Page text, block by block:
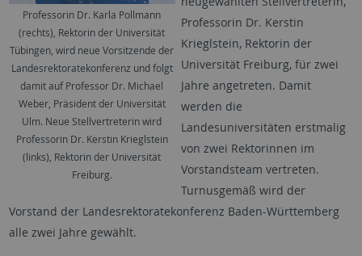
Professorin Dr. Karla Pollmann
(rechts), Rektorin der Universität
Tübingen, wird neue Vorsitzende der
Landesrektoratekonferenz und folgt
damit auf Professor Dr. Michael
Weber, Präsident der Universität
Ulm. Neue Stellvertreterin wird
Professorin Dr. Kerstin Krieglstein
(links), Rektorin der Universität
Freiburg.
Professorin Dr. Kerstin
Krieglstein, Rektorin der
Universität Freiburg, für zwei
Jahre angetreten. Damit
werden die
Landesuniversitäten erstmalig
von zwei Rektorinnen im
Vorstandsteam vertreten.
Turnusgemäß wird der
Vorstand der Landesrektoratekonferenz Baden-Württemberg
alle zwei Jahre gewählt.